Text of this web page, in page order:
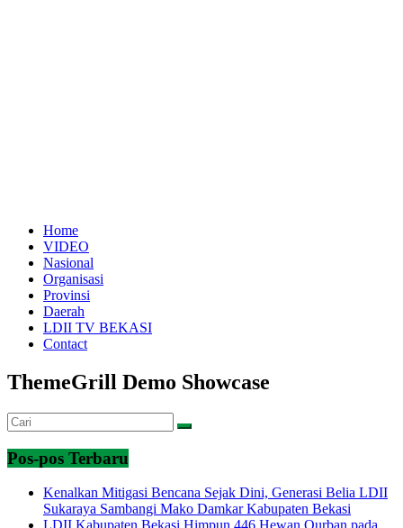
Home
VIDEO
Nasional
Organisasi
Provinsi
Daerah
LDII TV BEKASI
Contact
ThemeGrill Demo Showcase
Pos-pos Terbaru
Kenalkan Mitigasi Bencana Sejak Dini, Generasi Belia LDII
Sukaraya Sambangi Mako Damkar Kabupaten Bekasi